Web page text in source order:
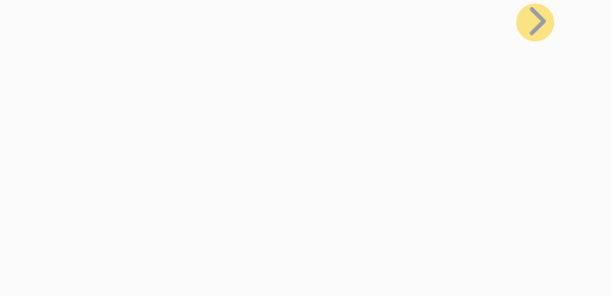
Следващ